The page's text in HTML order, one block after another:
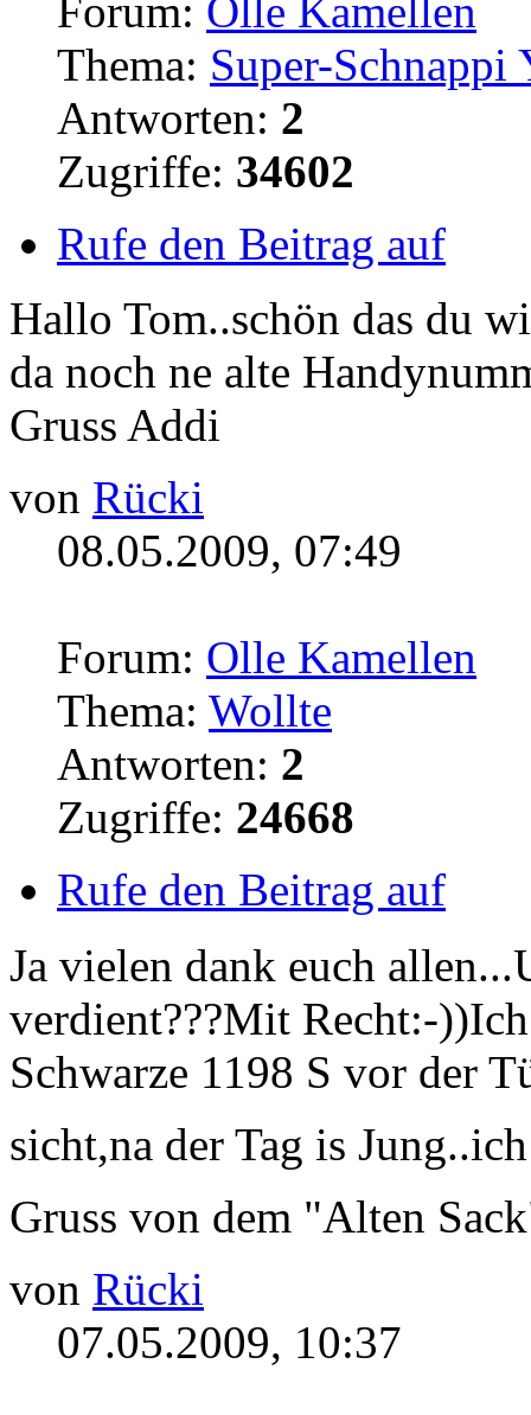
Forum: Olle Kamellen
Thema: Super-Schnappi
Antworten: 2
Zugriffe: 34602
Rufe den Beitrag auf
Hallo Tom..schön das du
da noch ne alte
Gruss Addi
von Rücki
08.05.2009, 07:49
Forum: Olle Kamellen
Thema: Wollte
Antworten: 2
Zugriffe: 24668
Rufe den Beitrag auf
Ja vielen dank euch
verdient???Mit Recht:-
Schwarze 1198 S vor der
sicht,na der Tag is
Gruss von dem "Alten
von Rücki
07.05.2009, 10:37